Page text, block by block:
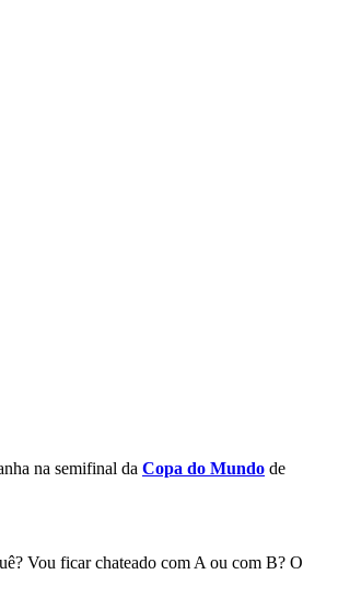
na semifinal da Copa do Mundo de
Vou ficar chateado com A ou com B? O